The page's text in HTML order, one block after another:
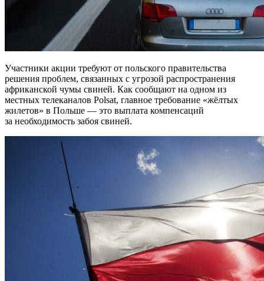
Участники акции требуют от польского правительства
решения проблем, связанных с угрозой распространения
африканской чумы свиней. Как сообщают на одном из
местных телеканалов Polsat, главное требование «жёлтых
жилетов» в Польше — это выплата компенсаций
за необходимость забоя свиней.